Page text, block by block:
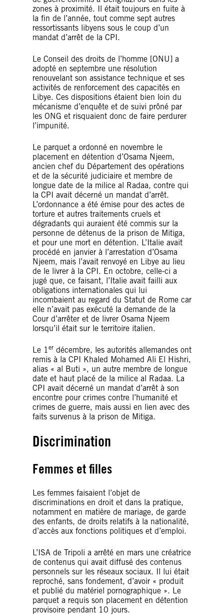
zones à proximité. Il était toujours en fuite à
la fin de l’année, tout comme sept autres
ressortissants libyens sous le coup d’un
mandat d’arrêt de la CPI.
Le Conseil des droits de l’homme [ONU] a
adopté en septembre une résolution
renouvelant son assistance technique et ses
activités de renforcement des capacités en
Libye. Ces dispositions étaient bien loin du
mécanisme d’enquête et de suivi prôné par
les ONG et risquaient donc de faire perdurer
l’impunité.
Le parquet a ordonné en novembre le
placement en détention d’Osama Njeem,
ancien chef du Département des opérations
et de la sécurité judiciaire et membre de
longue date de la milice al Radaa, contre qui
la CPI avait décerné un mandat d’arrêt.
L’ordonnance a été émise pour des actes de
torture et autres traitements cruels et
dégradants qui auraient été commis sur la
personne de détenus de la prison de Mitiga,
et pour une mort en détention. L’Italie avait
procédé en janvier à l’arrestation d’Osama
Njeem, mais l’avait renvoyé en Libye au lieu
de le livrer à la CPI. En octobre, celle-ci a
jugé que, ce faisant, l’Italie avait failli aux
obligations internationales qui lui
incombaient au regard du Statut de Rome car
elle n’avait pas exécuté la demande de la
Cour d’arrêter et de livrer Osama Njeem
lorsqu’il était sur le territoire italien.
Le 1 er décembre, les autorités allemandes ont
remis à la CPI Khaled Mohamed Ali El Hishri,
alias « al Buti », un autre membre de longue
date et haut placé de la milice al Radaa. La
CPI avait décerné un mandat d’arrêt à son
encontre pour crimes contre l’humanité et
crimes de guerre, mais aussi en lien avec des
faits survenus à la prison de Mitiga.
Discrimination
Femmes et filles
Les femmes faisaient l’objet de
discriminations en droit et dans la pratique,
notamment en matière de mariage, de garde
des enfants, de droits relatifs à la nationalité,
d’accès aux fonctions politiques et d’emploi.
L’ISA de Tripoli a arrêté en mars une créatrice
de contenus qui avait diffusé des contenus
personnels sur les réseaux sociaux. Il lui était
reproché, sans fondement, d’avoir « produit
et publié du matériel pornographique ». Le
parquet a requis son placement en détention
provisoire pendant 10 jours.